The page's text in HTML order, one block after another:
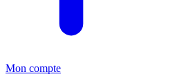
Mon compte